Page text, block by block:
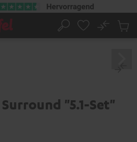
Suche
No
Surround "5.1-Set"